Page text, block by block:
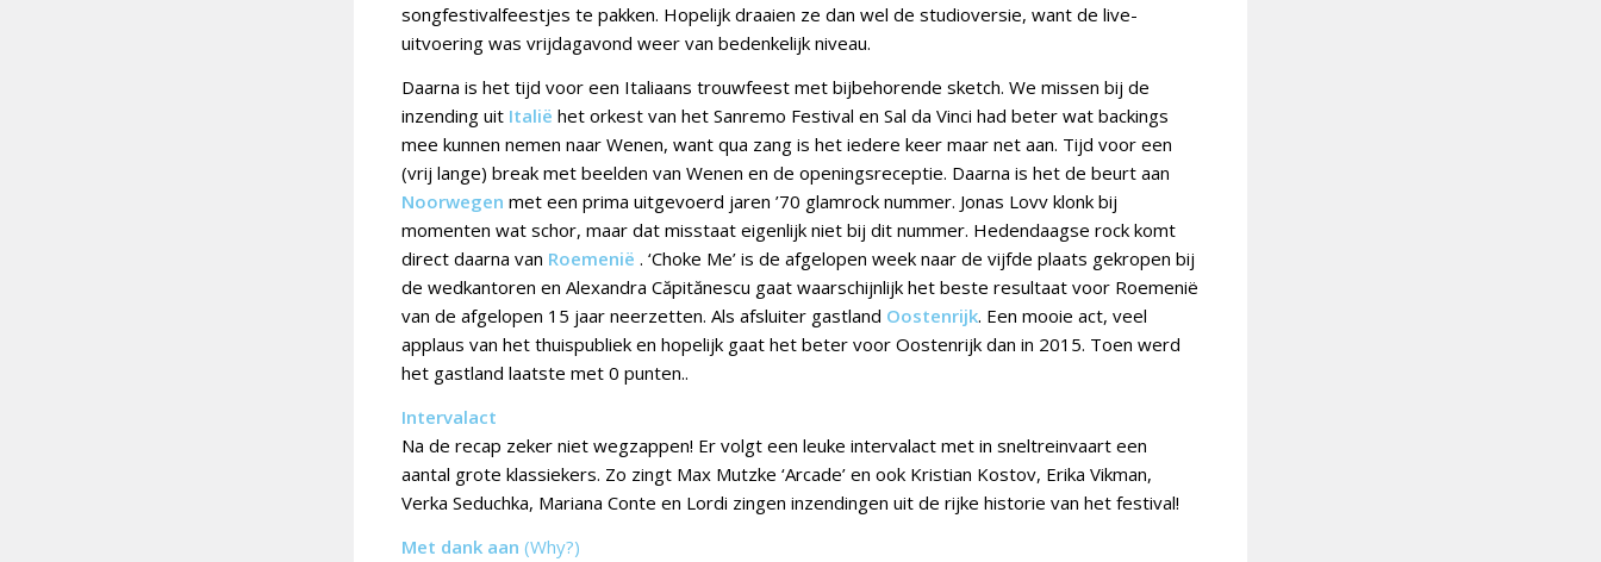
songfestivalfeestjes te pakken. Hopelijk draaien ze dan wel de studioversie, want de live-
uitvoering was vrijdagavond weer van bedenkelijk niveau.
Daarna is het tijd voor een Italiaans trouwfeest met bijbehorende sketch. We missen bij de
inzending uit Italië het orkest van het Sanremo Festival en Sal da Vinci had beter wat backings
mee kunnen nemen naar Wenen, want qua zang is het iedere keer maar net aan. Tijd voor een
(vrij lange) break met beelden van Wenen en de openingsreceptie. Daarna is het de beurt aan
Noorwegen met een prima uitgevoerd jaren ’70 glamrock nummer. Jonas Lovv klonk bij
momenten wat schor, maar dat misstaat eigenlijk niet bij dit nummer. Hedendaagse rock komt
direct daarna van Roemenië . ‘Choke Me’ is de afgelopen week naar de vijfde plaats gekropen bij
de wedkantoren en Alexandra Căpitănescu gaat waarschijnlijk het beste resultaat voor Roemenië
van de afgelopen 15 jaar neerzetten. Als afsluiter gastland Oostenrijk. Een mooie act, veel
applaus van het thuispubliek en hopelijk gaat het beter voor Oostenrijk dan in 2015. Toen werd
het gastland laatste met 0 punten..
Intervalact
Na de recap zeker niet wegzappen! Er volgt een leuke intervalact met in sneltreinvaart een
aantal grote klassiekers. Zo zingt Max Mutzke ‘Arcade’ en ook Kristian Kostov, Erika Vikman,
Verka Seduchka, Mariana Conte en Lordi zingen inzendingen uit de rijke historie van het festival!
Met dank aan (Why?)